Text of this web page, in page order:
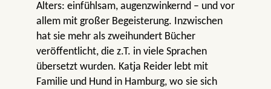
Alters: einfühlsam, augenzwinkernd – und vor
allem mit großer Begeisterung. Inzwischen
hat sie mehr als zweihundert Bücher
veröffentlicht, die z.T. in viele Sprachen
übersetzt wurden. Katja Reider lebt mit
Familie und Hund in Hamburg, wo sie sich